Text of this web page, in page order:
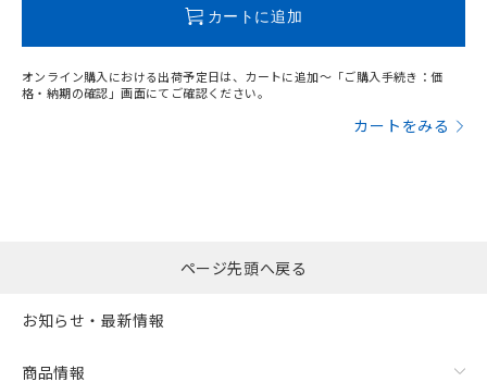
カートに追加
オンライン購入における出荷予定日は、カートに追加～「ご購入手続き：価
格・納期の確認」画面にてご確認ください。
カートをみる
ページ先頭へ戻る
お知らせ・最新情報
商品情報